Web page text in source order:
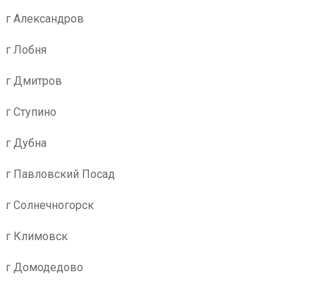
г Александров
г Лобня
г Дмитров
г Ступино
г Дубна
г Павловский Посад
г Солнечногорск
г Климовск
г Домодедово